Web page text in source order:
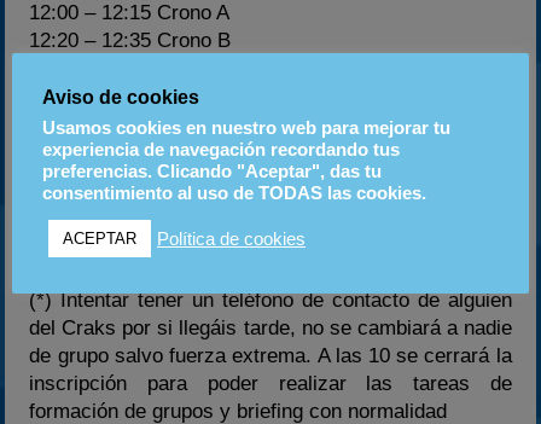
12:00 – 12:15 Crono A
12:20 – 12:35 Crono B
12:40 – 12:55Prefinal A
13:00 – 13:15 PrefinalB
13:30 – 13:50Final B
14:40 – 14:50
Podiums
(*) Intentar tener un teléfono de contacto de alguien
del Craks por si llegáis tarde, no se cambiará a nadie
de grupo salvo fuerza extrema. A las 10 se cerrará la
inscripción para poder realizar las tareas de
formación de grupos y briefing con normalidad
Aviso de cookies
Usamos cookies en nuestro web para mejorar tu
experiencia de navegación recordando tus
preferencias. Clicando "Aceptar", das tu
consentimiento al uso de TODAS las cookies.
ACEPTAR Política de cookies